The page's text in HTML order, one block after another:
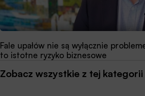
Fale upałów nie są wyłącznie
to istotne ryzyko biznesowe
Zobacz wszystkie z tej kategorii